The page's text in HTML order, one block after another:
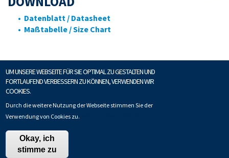
• Datenblatt / Datasheet
• Maßtabelle / Size Chart
Copyright © Fuchshuber Techno-Tex GmbH Datenschutz
UM UNSERE WEBSEITE FÜR SIE OPTIMAL ZU GESTALTEN UND
FORTLAUFEND VERBESSERN ZU KÖNNEN, VERWENDEN WIR
COOKIES.
Durch die weitere Nutzung der Webseite stimmen Sie der
Verwendung von Cookies zu.
Okay, ich
stimme zu